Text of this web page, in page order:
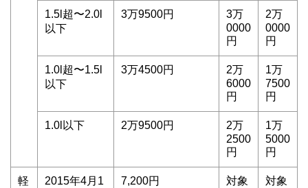
1.5l超〜2.0l
以下
3万9500円
3万
0000
円
2万
0000
円
1.0l超〜1.5l
以下
3万4500円
2万
6000
円
1万
7500
円
1.0l以下 2万9500円
2万
2500
円
1万
5000
円
軽
2015年4月1
7,200円
対象
対象